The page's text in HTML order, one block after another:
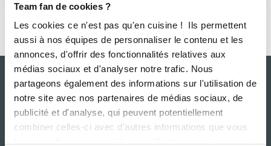
Team fan de cookies ?
Les cookies ce n'est pas qu'en cuisine ! Ils permettent
aussi à nos équipes de personnaliser le contenu et les
annonces, d'offrir des fonctionnalités relatives aux
médias sociaux et d'analyser notre trafic. Nous
partageons également des informations sur l'utilisation de
notre site avec nos partenaires de médias sociaux, de
publicité et d'analyse, qui peuvent potentiellement
combiner celles-ci avec d'autres informations que vous